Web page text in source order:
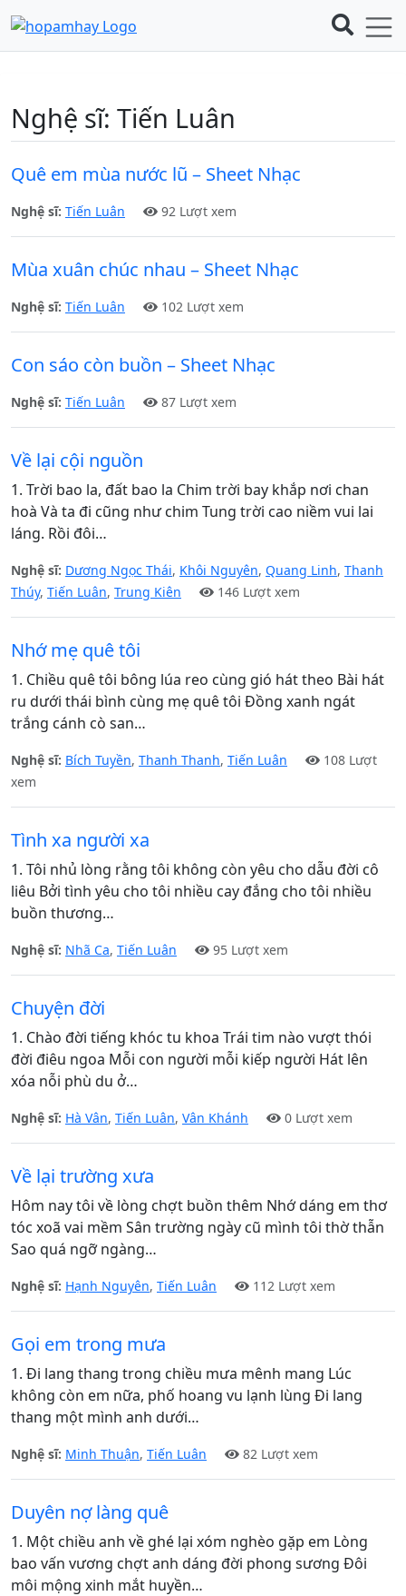
Nghệ sĩ: Tiến Luân
Quê em mùa nước lũ – Sheet Nhạc
Nghệ sĩ: Tiến Luân 92 Lượt xem
Mùa xuân chúc nhau – Sheet Nhạc
Nghệ sĩ: Tiến Luân 102 Lượt xem
Con sáo còn buồn – Sheet Nhạc
Nghệ sĩ: Tiến Luân 87 Lượt xem
Về lại cội nguồn
1. Trời bao la, đất bao la Chim trời bay khắp nơi chan
hoà Và ta đi cũng như chim Tung trời cao niềm vui lai
láng. Rồi đôi…
Nghệ sĩ: Dương Ngọc Thái, Khôi Nguyên, Quang Linh, Thanh
Thúy, Tiến Luân, Trung Kiên 146 Lượt xem
Nhớ mẹ quê tôi
1. Chiều quê tôi bông lúa reo cùng gió hát theo Bài hát
ru dưới thái bình cùng mẹ quê tôi Đồng xanh ngát
trắng cánh cò san…
Nghệ sĩ: Bích Tuyền, Thanh Thanh, Tiến Luân
108 Lượt
xem
Tình xa người xa
1. Tôi nhủ lòng rằng tôi không còn yêu cho dẫu đời cô
liêu Bởi tình yêu cho tôi nhiều cay đắng cho tôi nhiều
buồn thương…
Nghệ sĩ: Nhã Ca, Tiến Luân 95 Lượt xem
Chuyện đời
1. Chào đời tiếng khóc tu khoa Trái tim nào vượt thói
đời điêu ngoa Mỗi con người mỗi kiếp người Hát lên
xóa nỗi phù du ở…
Nghệ sĩ: Hà Vân, Tiến Luân, Vân Khánh 0 Lượt xem
Về lại trường xưa
Hôm nay tôi về lòng chợt buồn thêm Nhớ dáng em thơ
tóc xoã vai mềm Sân trường ngày cũ mình tôi thờ thẫn
Sao quá ngỡ ngàng…
Nghệ sĩ: Hạnh Nguyên, Tiến Luân 112 Lượt xem
Gọi em trong mưa
1. Đi lang thang trong chiều mưa mênh mang Lúc
không còn em nữa, phố hoang vu lạnh lùng Đi lang
thang một mình anh dưới…
Nghệ sĩ: Minh Thuận, Tiến Luân 82 Lượt xem
Duyên nợ làng quê
1. Một chiều anh về ghé lại xóm nghèo gặp em Lòng
bao vấn vương chợt anh dáng đời phong sương Đôi
môi mộng xinh mắt huyền…